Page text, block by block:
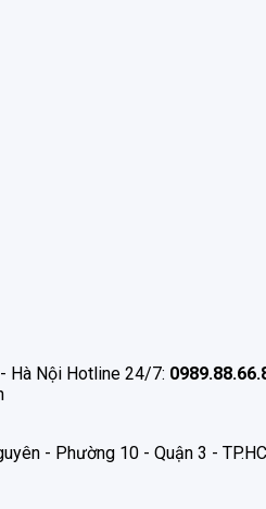
Hà Nội Hotline 24/7:
- Phường 10 - Quận 3 -